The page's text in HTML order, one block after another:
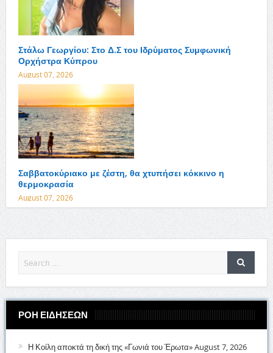
Στάλω Γεωργίου: Στο Δ.Σ του Ιδρύματος Συμφωνική
Ορχήστρα Κύπρου
August 07, 2026
Σαββατοκύριακο με ζέστη, θα χτυπήσει κόκκινο η
θερμοκρασία
August 07, 2026
ΡΟΗ ΕΙΔΗΣΕΩΝ
Η Κοίλη αποκτά τη δική της «Γωνιά του Έρωτα»August 7, 2026